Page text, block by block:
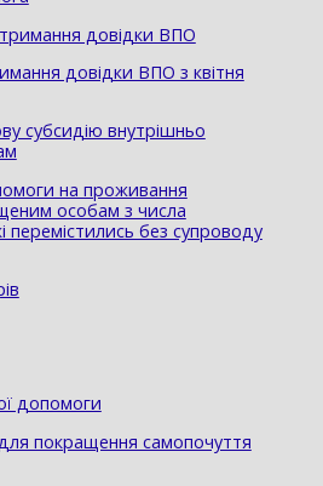
довідки ВПО
довідки ВПО з квітня
субсидію внутрішньо
на проживання
особам з числа
перемістились без супроводу
допомоги
покращення самопочуття